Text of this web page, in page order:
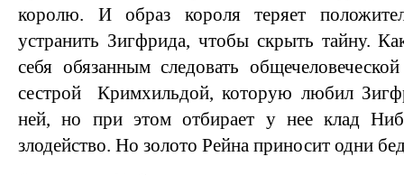
королю. И образ короля теряет
устранить Зигфрида, чтобы скрыть тайну.
себя обязанным следовать
сестрой
Кримхильдой, которую любил
ней, но при этом отбирает у нее клад
злодейство. Но золото Рейна приносит одни